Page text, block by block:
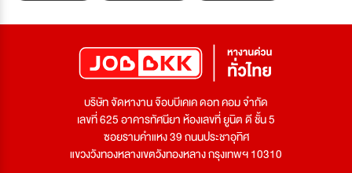
บริษัท จัดหางาน จ๊อบบีเคเค ดอท คอม จำกัด
เลขที่ 625 อาคารทัศนียา ห้องเลขที่ ยูนิต ดี ชั้น 5
ซอยรามคำแหง 39 ถนนประชาอุทิศ
แขวงวังทองหลางเขตวังทองหลาง กรุงเทพฯ 10310